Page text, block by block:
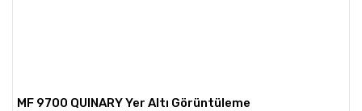
MF 9700 QUINARY Yer Altı Görüntüleme